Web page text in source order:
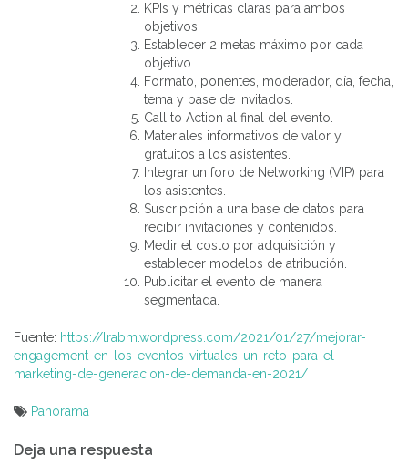
KPIs y métricas claras para ambos
objetivos.
Establecer 2 metas máximo por cada
objetivo.
Formato, ponentes, moderador, día, fecha,
tema y base de invitados.
Call to Action al final del evento.
Materiales informativos de valor y
gratuitos a los asistentes.
Integrar un foro de Networking (VIP) para
los asistentes.
Suscripción a una base de datos para
recibir invitaciones y contenidos.
Medir el costo por adquisición y
establecer modelos de atribución.
Publicitar el evento de manera
segmentada.
Fuente: https://lrabm.wordpress.com/2021/01/27/mejorar-
engagement-en-los-eventos-virtuales-un-reto-para-el-
marketing-de-generacion-de-demanda-en-2021/
Panorama
de
Deja una respuesta